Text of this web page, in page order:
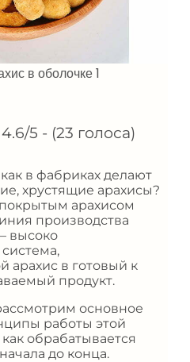
в оболочке 1
4.6/5 - (23 голоса)
в фабриках делают
хрустящие арахисы?
арахисом
производства
высоко
в готовый к
продукт.
основное
работы этой
обрабатывается
до конца.